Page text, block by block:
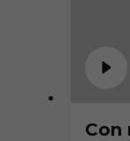
Con